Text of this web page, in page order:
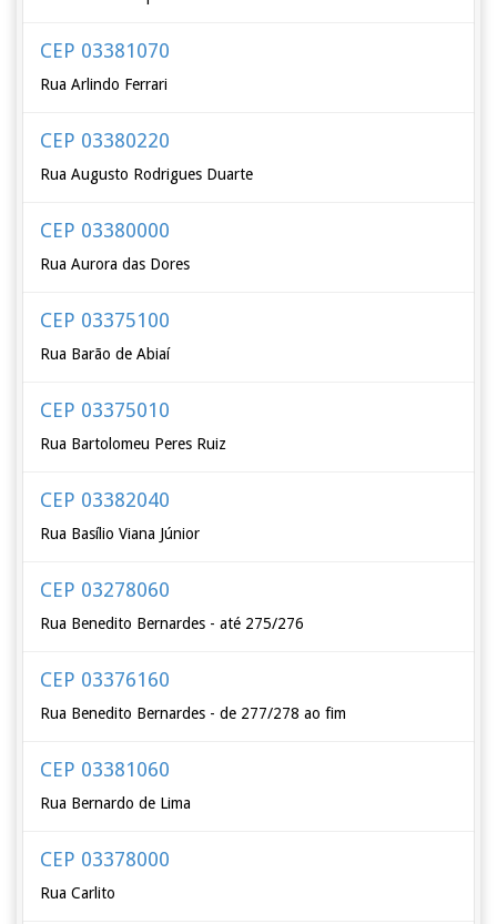
CEP 03381070
Rua Arlindo Ferrari
CEP 03380220
Rua Augusto Rodrigues Duarte
CEP 03380000
Rua Aurora das Dores
CEP 03375100
Rua Barão de Abiaí
CEP 03375010
Rua Bartolomeu Peres Ruiz
CEP 03382040
Rua Basílio Viana Júnior
CEP 03278060
Rua Benedito Bernardes - até 275/276
CEP 03376160
Rua Benedito Bernardes - de 277/278 ao fim
CEP 03381060
Rua Bernardo de Lima
CEP 03378000
Rua Carlito